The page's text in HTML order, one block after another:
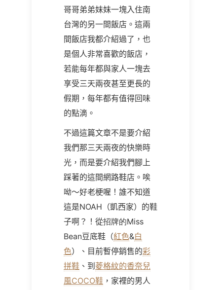
哥哥弟弟妹妹一塊入住南
台灣的另一間飯店。這兩
間飯店我都介紹過了，也
是個人非常喜歡的飯店，
若能每年都與家人一塊去
享受三天兩夜甚至更長的
假期，每年都有值得回味
的點滴。
不過這篇文章不是要介紹
我們那三天兩夜的快樂時
光，而是要介紹我們腳上
踩著的這間網路鞋店。唉
呦～好老梗喔！誰不知道
這是NOAH（凱西家）的鞋
子啊？！從招牌的Miss
Bean豆底鞋（紅色&白
色）、目前暫停銷售的彩
拼鞋 、到 菱格紋的香奈兒
風COCO鞋 ，家裡的男人